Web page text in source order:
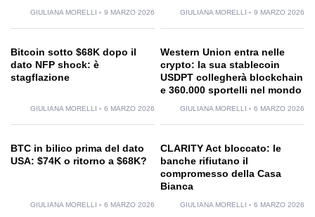
GIULIANA MORELLI 9 MARZO 2026 GIULIANA MORELLI 9 MARZO 2026
Bitcoin sotto $68K dopo il
dato NFP shock: è
stagflazione
GIULIANA MORELLI 6 MARZO 2026
Western Union entra nelle
crypto: la sua stablecoin
USDPT collegherà blockchain
e 360.000 sportelli nel mondo
GIULIANA MORELLI 6 MARZO 2026
BTC in bilico prima del dato
USA: $74K o ritorno a $68K?
GIULIANA MORELLI 6 MARZO 2026
CLARITY Act bloccato: le
banche rifiutano il
compromesso della Casa
Bianca
GIULIANA MORELLI 6 MARZO 2026